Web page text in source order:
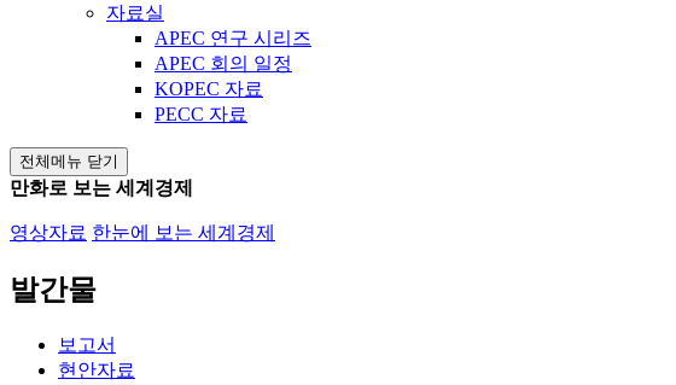
자료실
APEC 연구 시리즈
APEC 회의 일정
KOPEC 자료
PECC 자료
전체메뉴 닫기
만화로 보는 세계경제
영상자료 한눈에 보는 세계경제
발간물
보고서
현안자료